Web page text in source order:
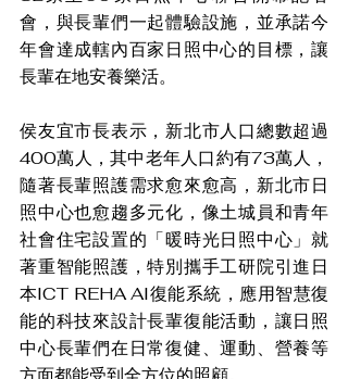
會，與長輩們一起體驗設施，並承諾今
年會達成轄內百家日照中心的目標，讓
長輩在地安養樂活。
侯友宜市長表示，新北市人口總數超過
400萬人，其中老年人口約有73萬人，
隨著長輩照護需求愈來愈高，新北市日
照中心也愈趨多元化，像土城員和青年
社會住宅設置的「暖時光日照中心」就
著重智能照護，特別攜手工研院引進日
本ICT REHA AI復能系統，應用智慧復
能的科技來設計長輩復能活動，讓日照
中心長輩們在日常復健、運動、營養等